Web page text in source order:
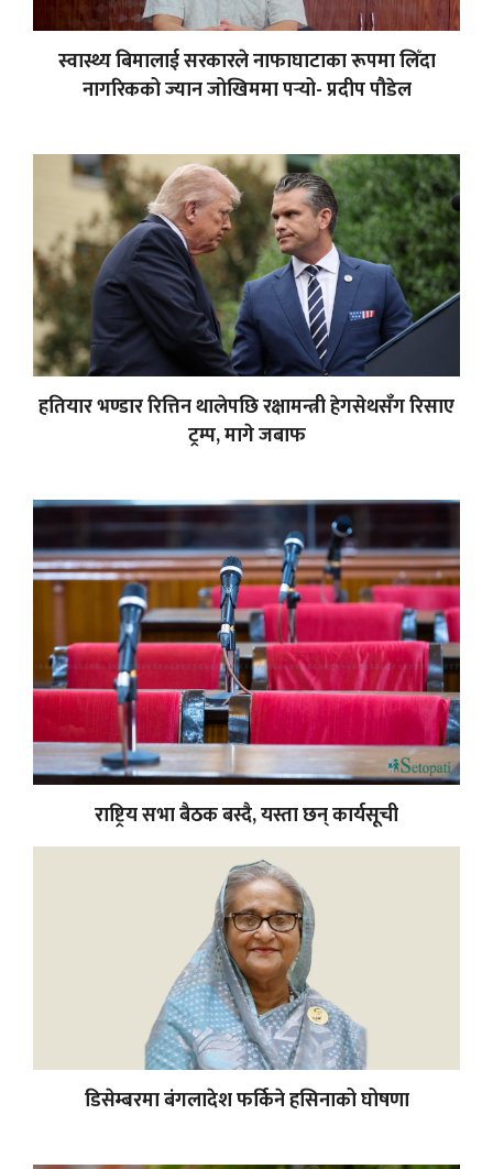
स्वास्थ्य बिमालाई सरकारले नाफाघाटाका रूपमा लिँदा
नागरिकको ज्यान जोखिममा पर्‍यो- प्रदीप पौडेल
हतियार भण्डार रित्तिन थालेपछि रक्षामन्त्री हेगसेथसँग रिसाए
ट्रम्प, मागे जबाफ
राष्ट्रिय सभा बैठक बस्दै, यस्ता छन् कार्यसूची
डिसेम्बरमा बंगलादेश फर्किने हसिनाको घोषणा